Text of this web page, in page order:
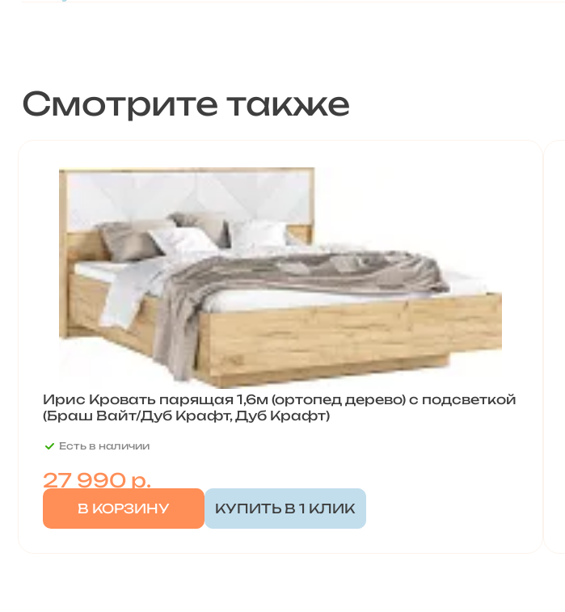
Смотрите также
Ирис Кровать парящая 1,6м (ортопед дерево) с подсветкой
(Браш Вайт/Дуб Крафт, Дуб Крафт)
Есть в наличии
27 990р.
В КОРЗИНУ КУПИТЬ В 1 КЛИК